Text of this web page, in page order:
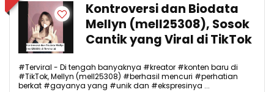
Kontroversi dan Biodata
Mellyn (mell25308), Sosok
Cantik yang Viral di TikTok
#Terviral - Di tengah banyaknya #kreator #konten baru di
#TikTok, Mellyn (mell25308) #berhasil mencuri #perhatian
berkat #gayanya yang #unik dan #ekspresinya ...